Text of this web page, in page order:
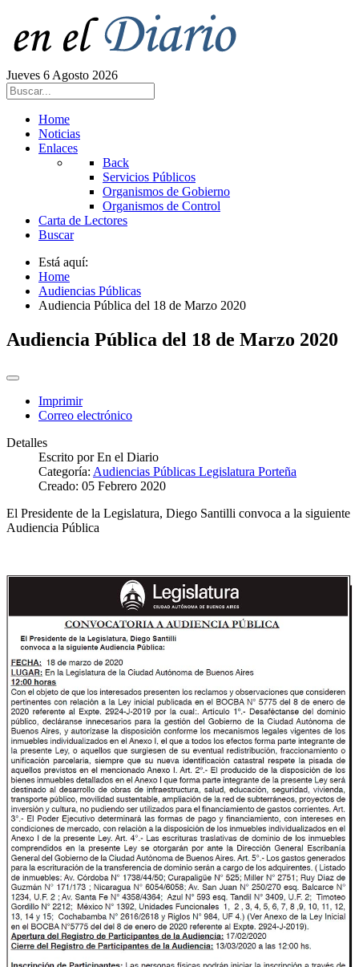
Jueves 6 Agosto 2026
Home
Noticias
Enlaces
Back
Servicios Públicos
Organismos de Gobierno
Organismos de Control
Carta de Lectores
Buscar
Está aquí:
Home
Audiencias Públicas
Audiencia Pública del 18 de Marzo 2020
Audiencia Pública del 18 de Marzo 2020
Imprimir
Correo electrónico
Detalles
Escrito porEn el Diario
Categoría: Audiencias Públicas Legislatura Porteña
Creado: 05 Febrero 2020
El Presidente de la Legislatura, Diego Santilli convoca a la siguiente
Audiencia Pública